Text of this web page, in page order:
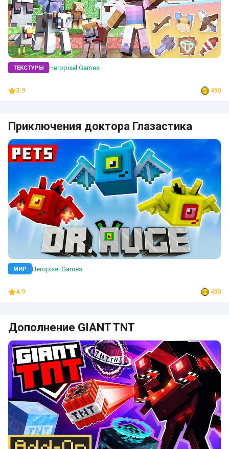
ТЕКСТУРЫ Heropixel Games
3.9 490
Приключения доктора Глазастика
МИР Heropixel Games
4.9 490
Дополнение GIANT TNT